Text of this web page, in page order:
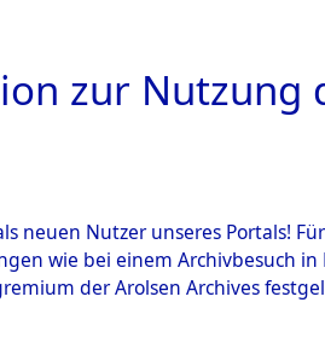
zur Nutzung
neuen Nutzer unseres Portals!
wie bei einem Archivbesuch
der Arolsen Archives